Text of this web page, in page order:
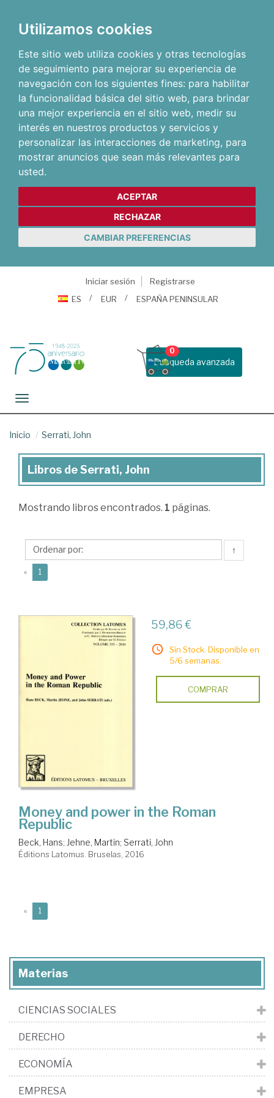
Utilizamos cookies
Este sitio web utiliza cookies y otras tecnologías
de seguimiento para mejorar su experiencia de
navegación con los siguientes fines: para habilitar
la funcionalidad básica del sitio web, para brindar
una mejor experiencia en el sitio web, medir su
interés en nuestros productos y servicios y
personalizar las interacciones de marketing, para
mostrar anuncios que sean más relevantes para
usted.
ACEPTAR
RECHAZAR
CAMBIAR PREFERENCIAS
Iniciar sesión
Registrarse
ES
EUR ESPAÑA PENINSULAR
Busqueda avanzada
0
Toggle navigation
Inicio Serrati, John
Libros
Serrati,
Libros de Serrati, John
Mostrando libros encontrados. 1 páginas.
↑
« 1
59,86 €
Sin Stock. Disponible en
5/6 semanas.
COMPRAR
Money and power in the Roman
Republic
Beck, Hans; Jehne, Martin; Serrati, John
Éditions Latomus. Bruselas, 2016
« 1
Materias
CIENCIAS SOCIALES
DERECHO
ECONOMÍA
EMPRESA